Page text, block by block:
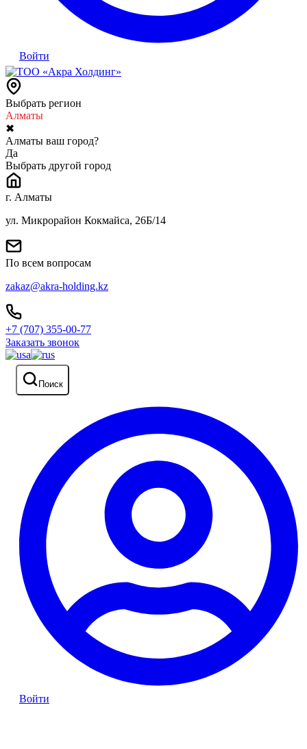
Войти
Выбрать регион
Алматы
✖
Алматы ваш город?
Да
Выбрать другой город
г. Алматы
ул. Микрорайон Кокмайса, 26Б/14
По всем вопросам
zakaz@akra-holding.kz
+7 (707) 355-00-77
Заказать звонок
Поиск
Войти